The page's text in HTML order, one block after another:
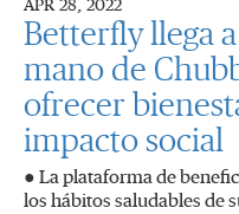
APR 28, 2022
Betterfly llega
mano de
ofrecer
impacto social
● La plataforma de
los hábitos saludables de